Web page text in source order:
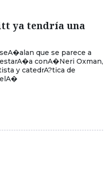
ya tendría una
que se parece a
conA�Neri Oxman,
y catedrA?tica de